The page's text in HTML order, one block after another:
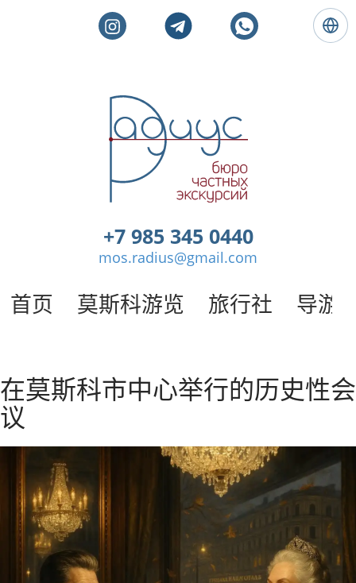
莫
斯
科
游
。
莫
斯
导
游
语
+7 985 345 0440
mos.radius@gmail.com
首页 莫斯科游览 旅行社 导游
莫斯科私人旅游和导游
在莫斯科市中心举行的历史性会
议